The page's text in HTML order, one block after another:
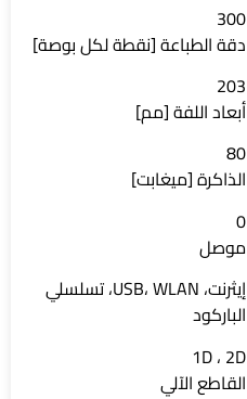
300
دقة الطباعة [نقطة لكل بوصة]
203
أبعاد اللفة [مم]
80
الذاكرة [ميغابت]
0
موصل
إيثرنت، USB، WLAN، تسلسلي
الباركود
1D ، 2D
القاطع الآلي